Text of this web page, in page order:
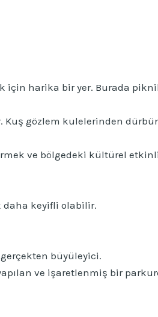
harika bir yer. Burada piknik
Kuş gözlem kulelerinden
ve bölgedeki kültürel
daha keyifli olabilir.
büyüleyici.
ve işaretlenmiş bir